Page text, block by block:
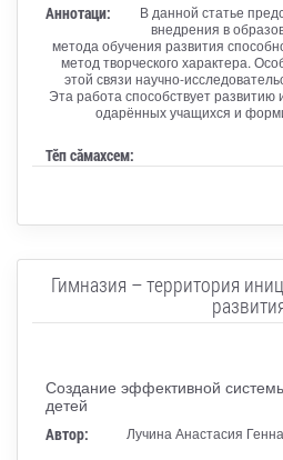
Аннотаци:
В данной статье
внедрения в
метода обучения развития
метод творческого характера.
этой связи научно-
Эта работа способствует развитию
одарённых учащихся и
Тӗп сӑмахсем:
Гимназия – территория
Создание эффективной
детей
Автор:
Лучина Анастасия